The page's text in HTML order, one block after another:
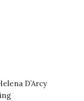
D’Arcy